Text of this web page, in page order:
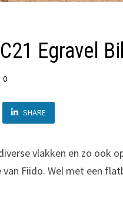
Egravel
0
SHARE
vlakken en zo ook
Fiido. Wel met een